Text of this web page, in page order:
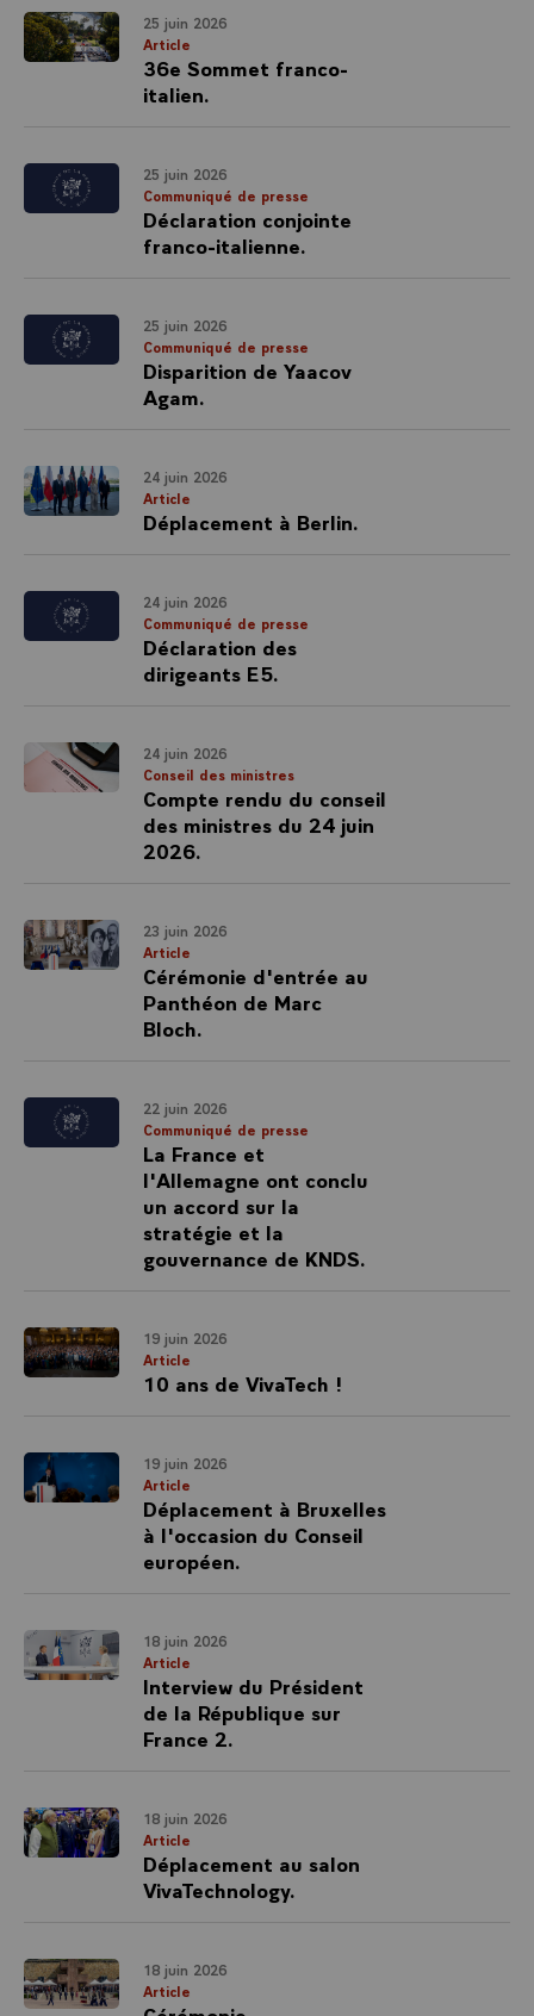
25 juin 2026
Article
36e Sommet franco-
italien.
25 juin 2026
Communiqué de presse
Déclaration conjointe
franco-italienne.
25 juin 2026
Communiqué de presse
Disparition de Yaacov
Agam.
24 juin 2026
Article
Déplacement à Berlin.
24 juin 2026
Communiqué de presse
Déclaration des
dirigeants E5.
24 juin 2026
Conseil des ministres
Compte rendu du conseil
des ministres du 24 juin
2026.
23 juin 2026
Article
Cérémonie d'entrée au
Panthéon de Marc
Bloch.
22 juin 2026
Communiqué de presse
La France et
l'Allemagne ont conclu
un accord sur la
stratégie et la
gouvernance de KNDS.
19 juin 2026
Article
10 ans de VivaTech !
19 juin 2026
Article
Déplacement à Bruxelles
à l'occasion du Conseil
européen.
18 juin 2026
Article
Interview du Président
de la République sur
France 2.
18 juin 2026
Article
Déplacement au salon
VivaTechnology.
18 juin 2026
Article